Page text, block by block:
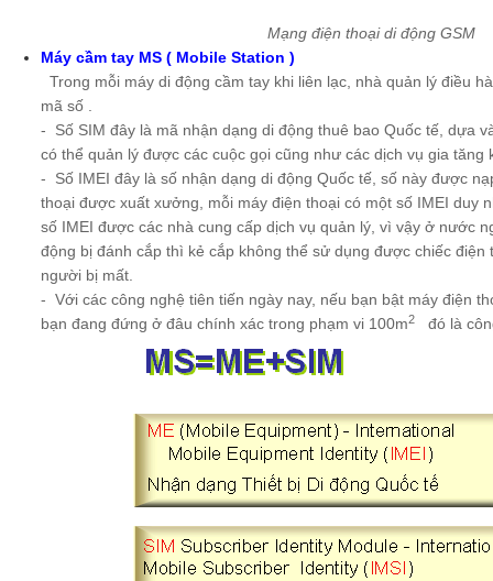
Mạng điện thoại di động GSM
Máy cầm tay MS ( Mobile Station )
Trong mỗi máy di động cầm tay khi liên lạc, nhà quản lý điều
mã số .
- Số SIM đây là mã nhận dạng di động thuê bao Quốc tế, dựa
có thể quản lý được các cuộc gọi cũng như các dịch vụ gia tăng
- Số IMEI đây là số nhận dạng di động Quốc tế, số này được
thoại được xuất xưởng, mỗi máy điện thoại có một số IMEI duy
số IMEI được các nhà cung cấp dịch vụ quản lý, vì vậy ở nước
động bị đánh cắp thì kẻ cắp không thể sử dụng được chiếc điện
người bị mất.
- Với các công nghệ tiên tiến ngày nay, nếu bạn bật máy điện
bạn đang đứng ở đâu chính xác trong phạm vi 100m2 đó là